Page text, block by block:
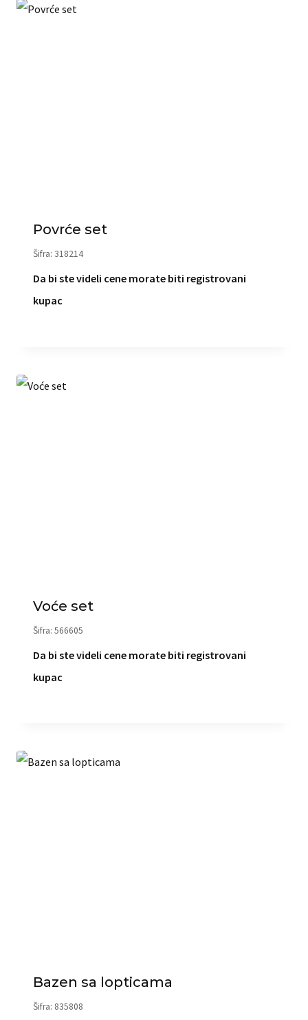
Povrće set
Šifra: 318214
Da bi ste videli cene morate biti registrovani
kupac
Voće set
Šifra: 566605
Da bi ste videli cene morate biti registrovani
kupac
Bazen sa lopticama
Šifra: 835808